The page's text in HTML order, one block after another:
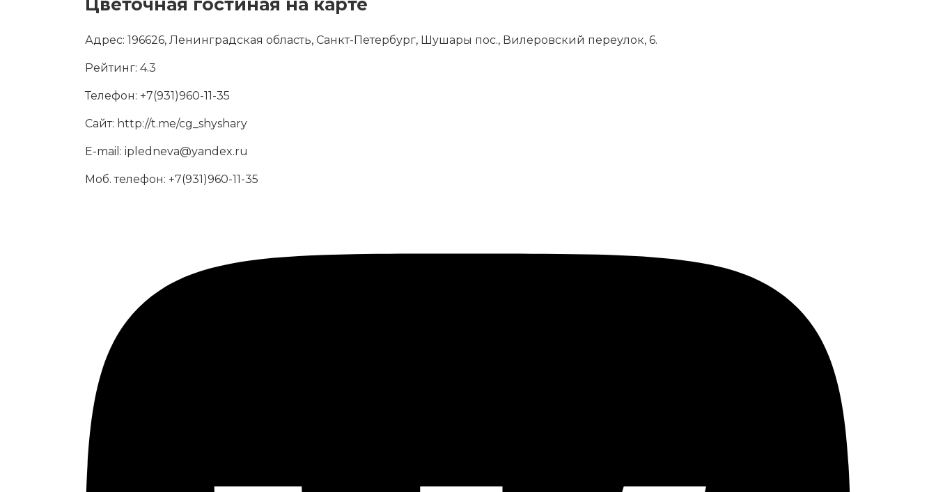
Цветочная гостиная на карте
Адрес: 196626, Ленинградская область, Санкт-Петербург, Шушары пос., Вилеровский переулок, 6.
Рейтинг: 4.3
Телефон: +7(931)960-11-35
Сайт: http://t.me/cg_shyshary
E-mail: ipledneva@yandex.ru
Моб. телефон: +7(931)960-11-35